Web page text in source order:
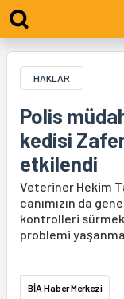
HAKLAR
Polis
kedisi
etkilendi
Veteriner Hekim
canımızın da
kontrolleri
problemi
BİA Haber Merkezi